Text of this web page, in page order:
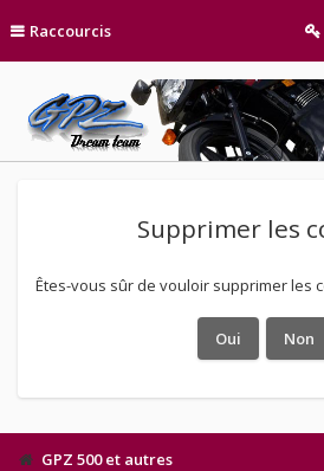
Raccourcis
Supprimer les
Êtes-vous sûr de vouloir supprimer les
GPZ 500 et autres